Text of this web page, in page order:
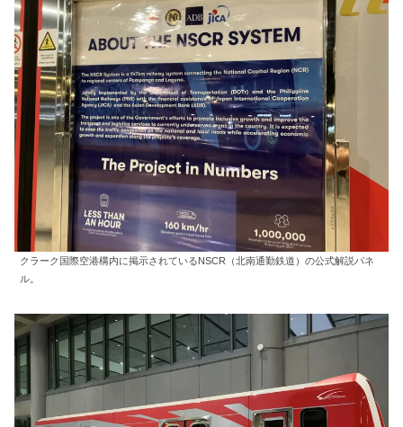
クラーク国際空港構内に掲示されているNSCR（北南通勤鉄道）の公式解説パネ
ル。